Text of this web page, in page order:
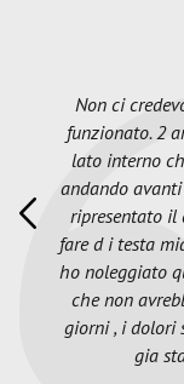
Non ci
funzionato. 2
lato interno
andando
ripresentato il
fare d i testa
ho noleggiato
che non
giorni , i dolori
gia